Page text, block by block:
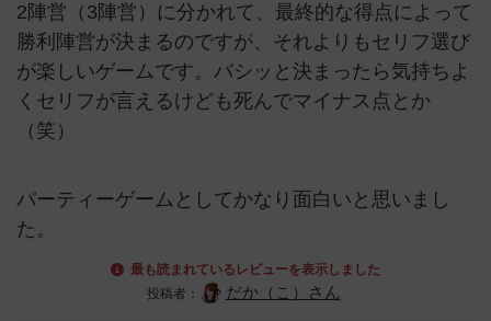
2陣営（3陣営）に分かれて、最終的な得点によって
勝利陣営が決まるのですが、それよりもセリフ選び
が楽しいゲームです。バシッと決まったら気持ちよ
くセリフが言えるけども死んでマイナス点とか
（笑）
パーティーゲームとしてかなり面白いと思いまし
た。
最も読まれているレビューを表示しました
投稿者：
だか（こ）さん